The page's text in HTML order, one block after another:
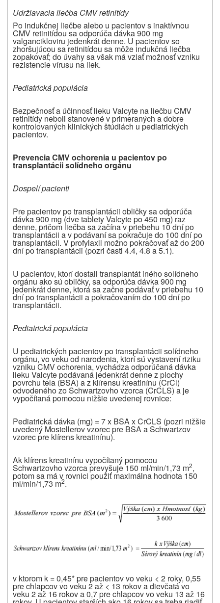
Udržiavacia liečba CMV retinitídy
Po indukčnej liečbe alebo u pacientov s inaktívnou
CMV retinitídou sa odporúča dávka 900 mg
valgancikloviru jedenkrát denne. U pacientov so
zhoršujúcou sa retinitídou sa môže indukčná liečba
zopakovať; do úvahy sa však má vziať možnosť vzniku
rezistencie vírusu na liek.
Pediatrická populácia
Bezpečnosť a účinnosť lieku Valcyte na liečbu CMV
retinitídy neboli stanovené v primeraných a dobre
kontrolovaných klinických štúdiách u pediatrických
pacientov.
Prevencia CMV ochorenia u pacientov po
transplantácii solídneho orgánu
Dospelí pacienti
Pre pacientov po transplantácii obličky sa odporúča
dávka 900 mg (dve tablety Valcyte po 450 mg) raz
denne, pričom liečba sa začína v priebehu 10 dní po
transplantácii a v podávaní sa pokračuje do 100 dní po
transplantácii. V profylaxii možno pokračovať až do 200
dní po transplantácii (pozri časti 4.4, 4.8 a 5.1).
U pacientov, ktorí dostali transplantát iného solídneho
orgánu ako sú obličky, sa odporúča dávka 900 mg
jedenkrát denne, ktorá sa začne podávať v priebehu 10
dní po transplantácii a pokračovaním do 100 dní po
transplantácii.
Pediatrická populácia
U pediatrických pacientov po transplantácii solídneho
orgánu, vo veku od narodenia, ktorí sú vystavení riziku
vzniku CMV ochorenia, vychádza odporúčaná dávka
lieku Valcyte podávaná jedenkrát denne z plochy
povrchu tela (BSA) a z klírensu kreatinínu (CrCl)
odvodeného zo Schwartzovho vzorca (CrCLS) a je
vypočítaná pomocou nižšie uvedenej rovnice:
Pediatrická dávka (mg) = 7 x BSA x CrCLS (pozri nižšie
uvedený Mostellerov vzorec pre BSA a Schwartzov
vzorec pre klírens kreatinínu).
Ak klírens kreatinínu vypočítaný pomocou
Schwartzovho vzorca prevyšuje 150 ml/min/1,73 m2,
potom sa má v rovnici použiť maximálna hodnota 150
ml/min/1,73 m2.
v ktorom k = 0,45* pre pacientov vo veku < 2 roky, 0,55
pre chlapcov vo veku 2 až < 13 rokov a dievčatá vo
veku 2 až 16 rokov a 0,7 pre chlapcov vo veku 13 až 16